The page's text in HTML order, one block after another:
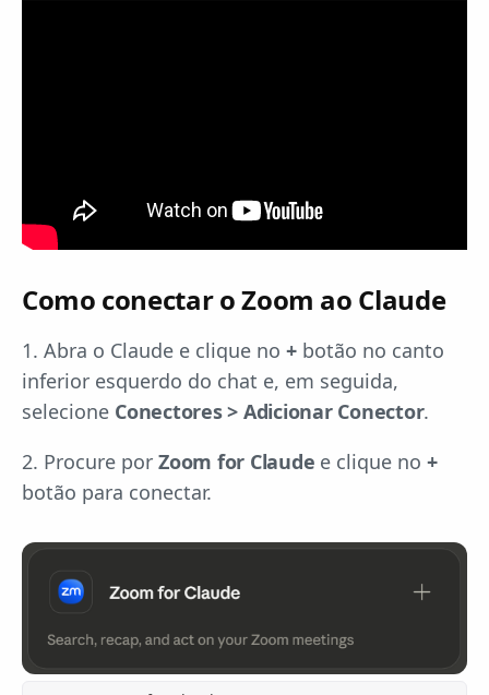
Como conectar o Zoom ao Claude
1. Abra o Claude e clique no +botão no canto
inferior esquerdo do chat e, em seguida,
selecione Conectores > Adicionar Conector.
2. Procure por Zoom for Claude e clique no+
botão para conectar.